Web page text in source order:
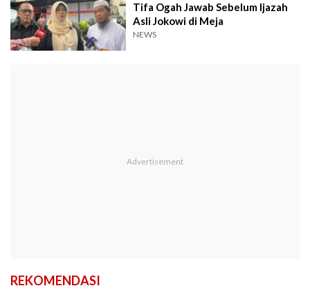
Tifa Ogah Jawab Sebelum Ijazah
Asli Jokowi di Meja
NEWS
REKOMENDASI